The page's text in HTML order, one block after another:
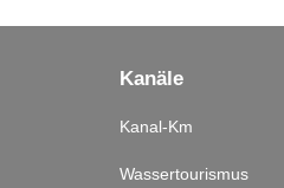
Kanäle
Kanal-Km
Wassertourismus